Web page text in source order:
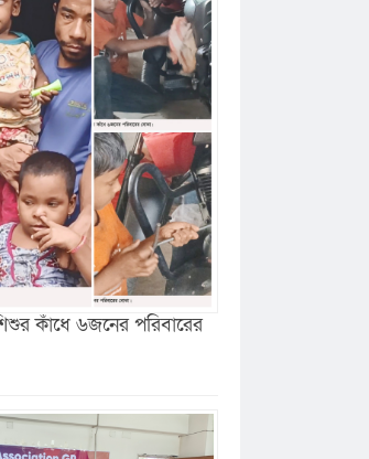
কাঁধে ৬জনের পরিবারের